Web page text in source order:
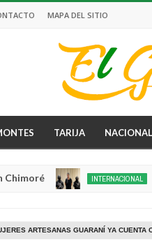
MAPA DEL SITIO
TARIJA NACIONAL
INTERNACIONAL
ARTESANAS GUARANÍ YA CUENTA